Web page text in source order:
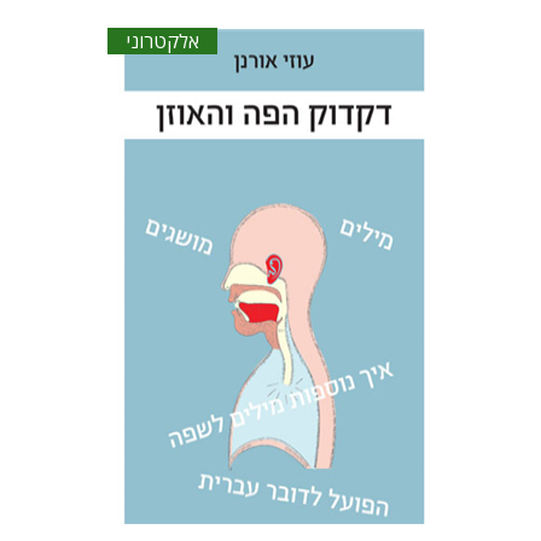
אלקטרוני
הנחת אתר ספר אלקטרוני
$18